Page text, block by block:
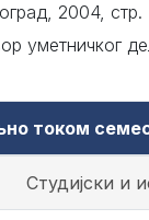
2004,
уметничког
током
Студијски и